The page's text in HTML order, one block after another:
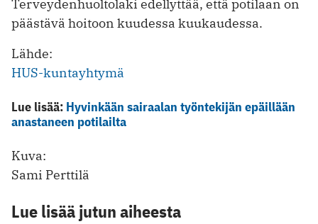
Terveydenhuoltolaki edellyttää, että potilaan on
päästävä hoitoon kuudessa kuukaudessa.
Lähde:
HUS-kuntayhtymä
Lue lisää: Hyvinkään sairaalan työntekijän epäillään
anastaneen potilailta
Kuva:
Sami Perttilä
Lue lisää jutun aiheesta